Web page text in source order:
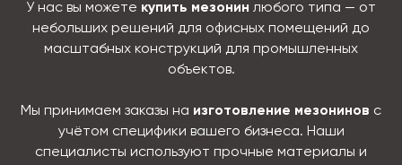
У нас вы можете купить мезонин любого типа — от
небольших решений для офисных помещений до
масштабных конструкций для промышленных
объектов.
Мы принимаем заказы на изготовление мезонинов с
учётом специфики вашего бизнеса. Наши
специалисты используют прочные материалы и